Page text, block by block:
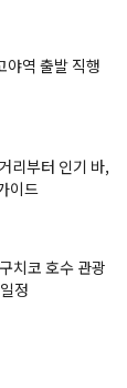
야역 출발 직행
리부터 인기 바,
이드
치코 호수 관광
정